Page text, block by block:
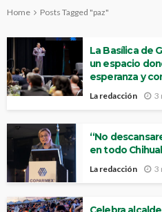
Home Posts Tagged "paz"
La Basílica de
un espacio
esperanza y
La redacción 3
“No
en todo
La redacción 3